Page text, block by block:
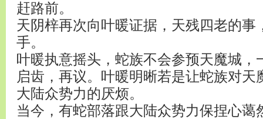
赶路前。
天阴梓再次向叶暖证据，天残四老的事
手。
叶暖执意摇头，蛇族不会参预天魔城，
启齿，再议。叶暖明晰若是让蛇族对天
大陆众势力的厌烦。
当今，有蛇部落跟大陆众势力保捏心蔼